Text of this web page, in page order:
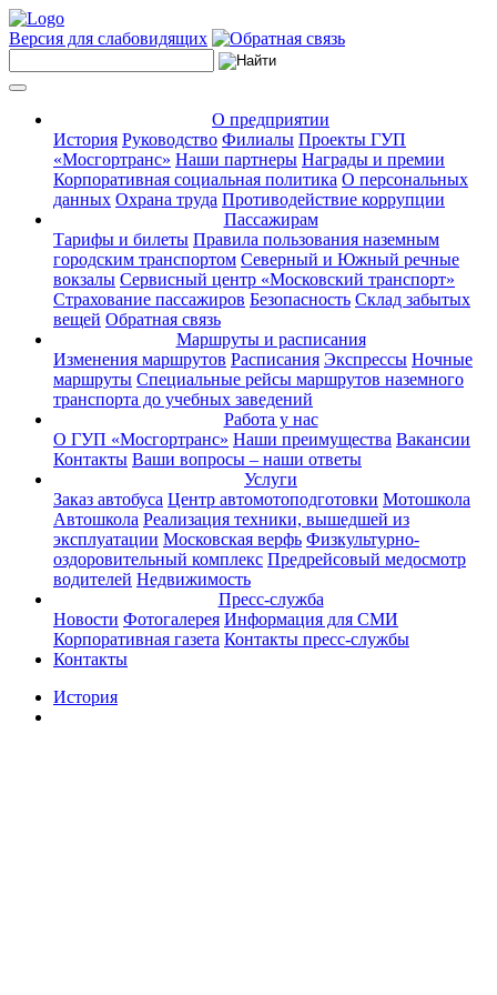
Версия для слабовидящих
О предприятии
История Руководство Филиалы Проекты ГУП
«Мосгортранс» Наши партнеры Награды и премии
Корпоративная социальная политика О персональных
данных Охрана труда Противодействие коррупции
Пассажирам
Тарифы и билеты Правила пользования наземным
городским транспортом Северный и Южный речные
вокзалы Сервисный центр «Московский транспорт»
Страхование пассажиров Безопасность Склад забытых
вещей Обратная связь
Маршруты и расписания
Изменения маршрутов Расписания Экспрессы Ночные
маршруты Специальные рейсы маршрутов наземного
транспорта до учебных заведений
Работа у нас
О ГУП «Мосгортранс» Наши преимущества Вакансии
Контакты Ваши вопросы – наши ответы
Услуги
Заказ автобуса Центр автомотоподготовки Мотошкола
Автошкола Реализация техники, вышедшей из
эксплуатации Московская верфь Физкультурно-
оздоровительный комплекс Предрейсовый медосмотр
водителей Недвижимость
Пресс-служба
Новости Фотогалерея Информация для СМИ
Корпоративная газета Контакты пресс-службы
Контакты
История